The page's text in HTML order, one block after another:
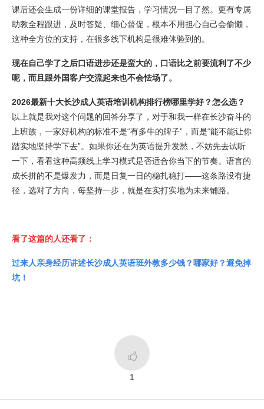
课后还会生成一份详细的课堂报告，学习情况一目了然。更有专属
助教全程跟进，及时答疑、细心督促，根本不用担心自己会偷懒，
这种全方位的支持，在很多线下机构是很难体验到的。
现在自己学了之后口语进步还是蛮大的，口语比之前要流利了不少
呢，而且跟外国客户交流起来也不会怯场了。
2026最新十大长沙成人英语培训机构排行榜哪里学好？怎么选？
以上就是我对这个问题的回答分享了，对于和我一样在长沙奋斗的
上班族，一家好机构的标准不是“有多牛的牌子”，而是“能不能让你
踏实地坚持学下去”。如果你还在为英语提升发愁，不妨先去试听
一下，看看这种高频线上学习模式是否适合你当下的节奏。语言的
成长拼的不是爆发力，而是日复一日的稳扎稳打——这条路没有捷
径，选对了方向，每坚持一步，就是在实打实地为未来铺路。
看了这篇的人还看了：
过来人亲身经历讲述长沙成人英语班外教多少钱？哪家好？避免掉
坑！

1